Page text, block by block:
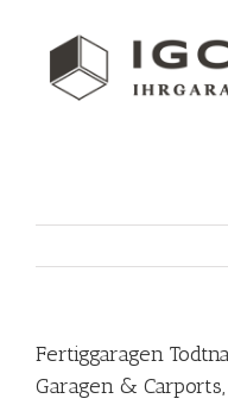
Fertiggaragen
Garagen &